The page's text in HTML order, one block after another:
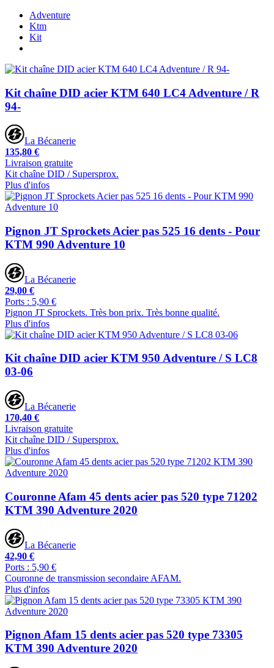
Adventure
Ktm
Kit
Kit chaîne DID acier KTM 640 LC4 Adventure / R
94-
La Bécanerie
135,80 €
Livraison gratuite
Kit chaîne DID / Supersprox.
Plus d'infos
Pignon JT Sprockets Acier pas 525 16 dents - Pour
KTM 990 Adventure 10
La Bécanerie
29,00 €
Ports : 5,90 €
Pignon JT Sprockets. Très bon prix. Très bonne qualité.
Plus d'infos
Kit chaîne DID acier KTM 950 Adventure / S LC8
03-06
La Bécanerie
170,40 €
Livraison gratuite
Kit chaîne DID / Supersprox.
Plus d'infos
Couronne Afam 45 dents acier pas 520 type 71202
KTM 390 Adventure 2020
La Bécanerie
42,90 €
Ports : 5,90 €
Couronne de transmission secondaire AFAM.
Plus d'infos
Pignon Afam 15 dents acier pas 520 type 73305
KTM 390 Adventure 2020